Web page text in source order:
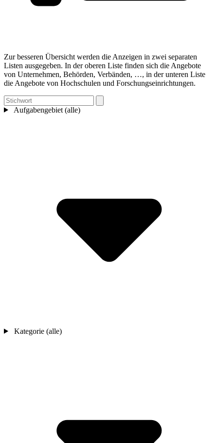
Zur besseren Übersicht werden die Anzeigen in zwei separaten
Listen ausgegeben. In der oberen Liste finden sich die Angebote
von Unternehmen, Behörden, Verbänden, …, in der unteren Liste
die Angebote von Hochschulen und Forschungseinrichtungen.
Aufgabengebiet (alle)
Kategorie (alle)